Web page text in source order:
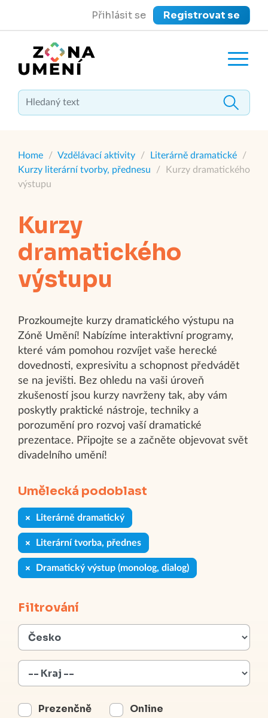
Přihlásit se Registrovat se
Zavřít menu
Home / Vzdělávací aktivity / Literárně dramatické
/
Kurzy literární tvorby, přednesu
/
Kurzy dramatického
výstupu
Kurzy
dramatického
výstupu
Prozkoumejte kurzy dramatického výstupu na
Zóně Umění! Nabízíme interaktivní programy,
které vám pomohou rozvíjet vaše herecké
dovednosti, expresivitu a schopnost předvádět
se na jevišti. Bez ohledu na vaši úroveň
zkušeností jsou kurzy navrženy tak, aby vám
poskytly praktické nástroje, techniky a
porozumění pro rozvoj vaší dramatické
prezentace. Připojte se a začněte objevovat svět
divadelního umění!
Umělecká podoblast
Literárně dramatický
Literární tvorba, přednes
Dramatický výstup (monolog, dialog)
Filtrování
Prezenčně Online